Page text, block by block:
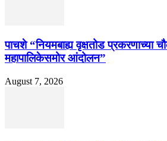
पाचशे “नियमबाह्य वृक्षतोड प्रकरणाच्या
महापालिकेसमोर आंदोलन”
August 7, 2026